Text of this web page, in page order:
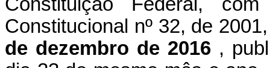
Constitucional nº 32, de
de dezembro de 2016 ,